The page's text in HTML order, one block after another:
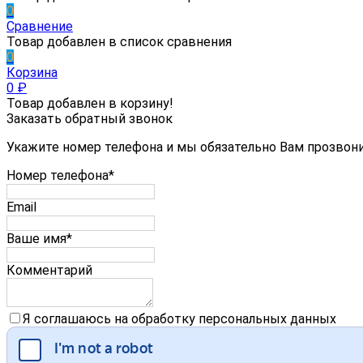
0
Сравнение
Товар добавлен в список сравнения
0
Корзина
0 ₽
Товар добавлен в корзину!
Заказать обратный звонок
Укажите номер телефона и мы обязательно Вам
Номер телефона*
Email
Ваше имя*
Комментарий
Я соглашаюсь на обработку персональных данных